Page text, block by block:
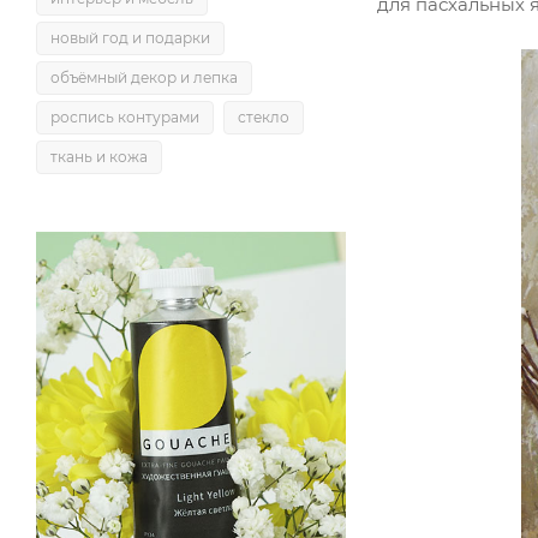
новый год и подарки
объёмный декор и лепка
роспись контурами стекло
ткань и кожа